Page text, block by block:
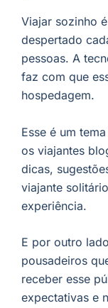
Viajar sozinho
despertado
pessoas. A
faz com que
hospedagem.
Esse é um
os viajantes
dicas,
viajante
experiência.
E por outro
pousadeiros
receber esse
expectativas e